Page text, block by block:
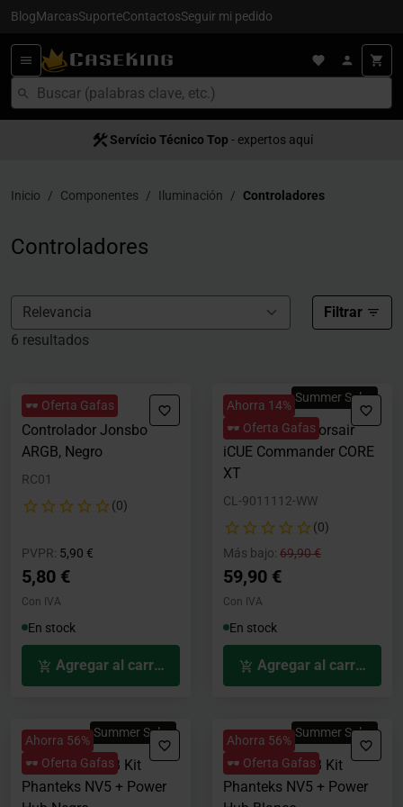
BlogMarcasSuporteContactosSeguir mi pedido
Servício Técnico Top - expertos aquí
Inicio Componentes Iluminación Controladores
Controladores
Filtrar
6 resultados
🕶️ Oferta Gafas
Controlador Jonsbo
ARGB, Negro
RC01
(0)
PVPR: Precio rebajado desde
5,90 €
5,80 €
Con IVA
En stock
Agregar al carrito
Ahorra 14%
🕶️ Oferta Gafas
Summer Sales
Controladora Corsair
iCUE Commander CORE
XT
CL-9011112-WW
(0)
Más bajo: Precio rebajado desde
69,90 €hasta
59,90 €
Con IVA
En stock
Agregar al carrito
Ahorra 56%
🕶️ Oferta Gafas
Summer Sales
Premium DRGB Kit
Phanteks NV5 + Power
Ahorra 56%
🕶️ Oferta Gafas
Summer Sales
Premium DRGB Kit
Phanteks NV5 + Power